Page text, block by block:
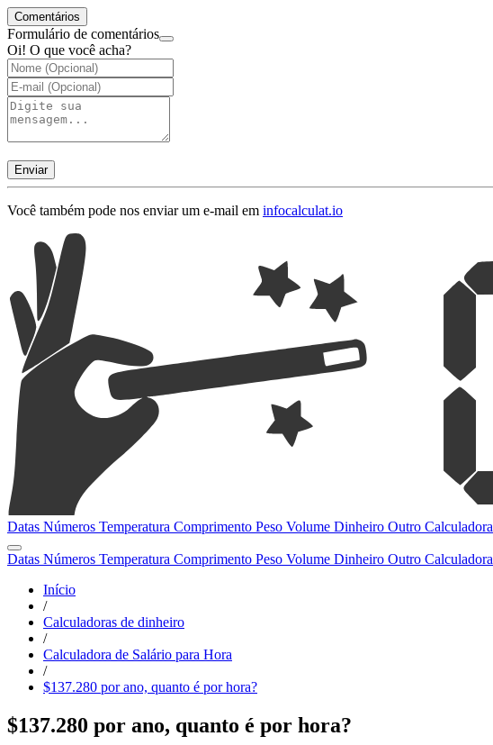
Comentários
Formulário de comentários
Oi! O que você acha?
Enviar
Você também pode nos enviar um e-mail em infocalculat.io
Datas Números Temperatura Comprimento Peso Volume Dinheiro Outro Calculadora
Datas Números Temperatura Comprimento Peso Volume Dinheiro Outro Calculadora
Início
/
Calculadoras de dinheiro
/
Calculadora de Salário para Hora
/
$137.280 por ano, quanto é por hora?
$137.280 por ano, quanto é por hora?